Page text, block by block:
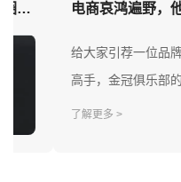
给大家引荐一位品牌代理的
高手，金冠俱乐部的陈总。
当年他毕业即创业，从一款
手机壳做起，逐步发展壮
了解更多 >